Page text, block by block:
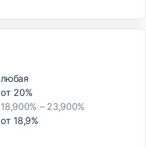
любая
от 20%
18,900% – 23,900%
от 18,9%